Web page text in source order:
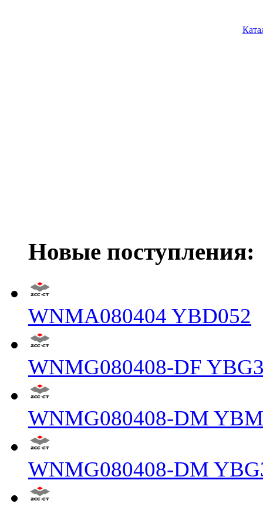
Новые поступления:
WNMA080404 YBD052
WNMG080408-DF
WNMG080408-DM
WNMG080408-DM